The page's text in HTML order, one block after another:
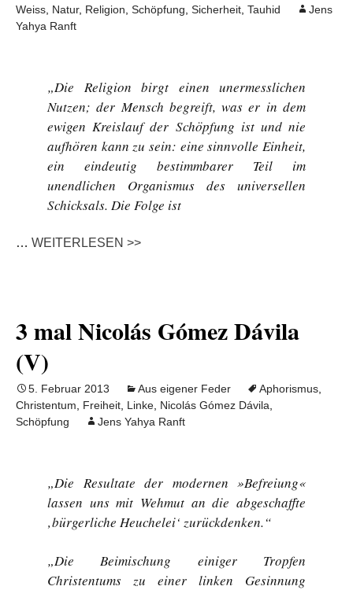
Weiss Natur, Religion Schöpfung Sicherheit Tauhid
Jens
Yahya Ranft
„Die Religion birgt einen unermesslichen
Nutzen; der Mensch begreift, was er in dem
ewigen Kreislauf der Schöpfung ist und nie
aufhören kann zu sein: eine sinnvolle Einheit,
ein eindeutig bestimmbarer Teil im
unendlichen Organismus des universellen
Schicksals. Die Folge ist
… WEITERLESEN >>
3 mal Nicolás Gómez Dávila
(V)
5. Februar 2013 Aus eigener Feder Aphorismus
Christentum
Freiheit Linke Nicolás Gómez Dávila
Schöpfung
Jens Yahya Ranft
„Die Resultate der modernen »Befreiung«
lassen uns mit Wehmut an die abgeschaffte
‚bürgerliche Heuchelei‘ zurückdenken.“
„Die Beimischung einiger Tropfen
Christentums zu einer linken Gesinnung